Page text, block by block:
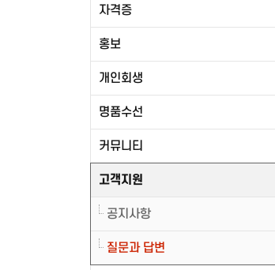
자격증
홍보
개인회생
명품수선
커뮤니티
고객지원
공지사항
질문과 답변